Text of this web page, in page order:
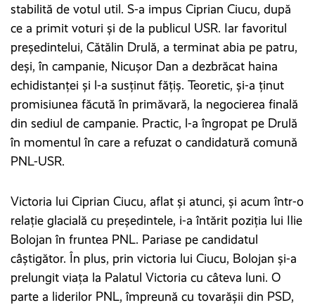
stabilită de votul util. S-a impus Ciprian Ciucu, după
ce a primit voturi și de la publicul USR. Iar favoritul
președintelui, Cătălin Drulă, a terminat abia pe patru,
deși, în campanie, Nicușor Dan a dezbrăcat haina
echidistanței și l-a susținut fățiș. Teoretic, și-a ținut
promisiunea făcută în primăvară, la negocierea finală
din sediul de campanie. Practic, l-a îngropat pe Drulă
în momentul în care a refuzat o candidatură comună
PNL-USR.
Victoria lui Ciprian Ciucu, aflat și atunci, și acum într-o
relație glacială cu președintele, i-a întărit poziția lui Ilie
Bolojan în fruntea PNL. Pariase pe candidatul
câștigător. În plus, prin victoria lui Ciucu, Bolojan și-a
prelungit viața la Palatul Victoria cu câteva luni. O
parte a liderilor PNL, împreună cu tovarășii din PSD,